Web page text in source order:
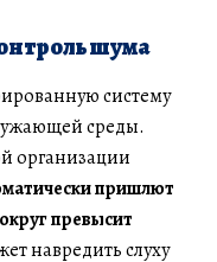
шума
систему
среды.
организации
пришлют
превысит
навредить слуху